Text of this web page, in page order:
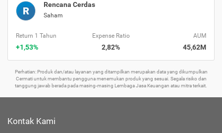
R
Rencana Cerdas
Saham
Return 1 Tahun
+1,53%
Expense Ratio
2,82%
AUM
45,62M
Perhatian: Produk dan/atau layanan yang ditampilkan merupakan data yang dikumpulkan
Cermati untuk membantu pengguna menemukan produk yang sesuai. Segala risiko dan
tanggung jawab berada pada masing-masing Lembaga Jasa Keuangan atau mitra terkait.
Kontak Kami